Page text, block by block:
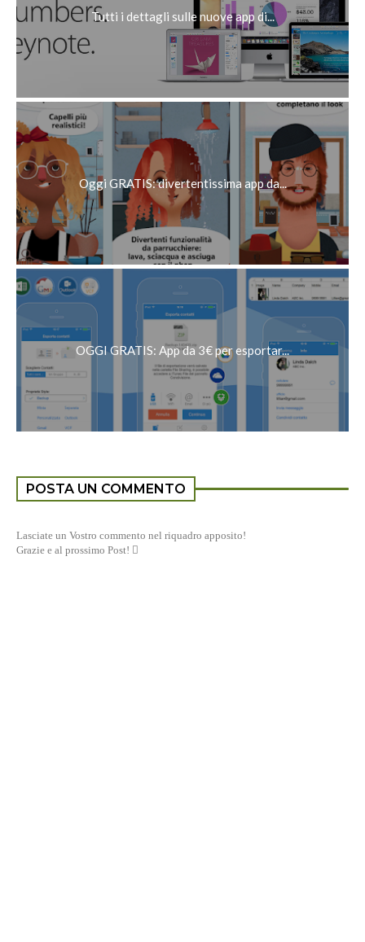
Tutti i dettagli sulle nuove app di...
Oggi GRATIS: divertentissima app da...
OGGI GRATIS: App da 3€ per esportar...
POSTA UN COMMENTO
Lasciate un Vostro commento nel riquadro apposito!
Grazie e al prossimo Post! 